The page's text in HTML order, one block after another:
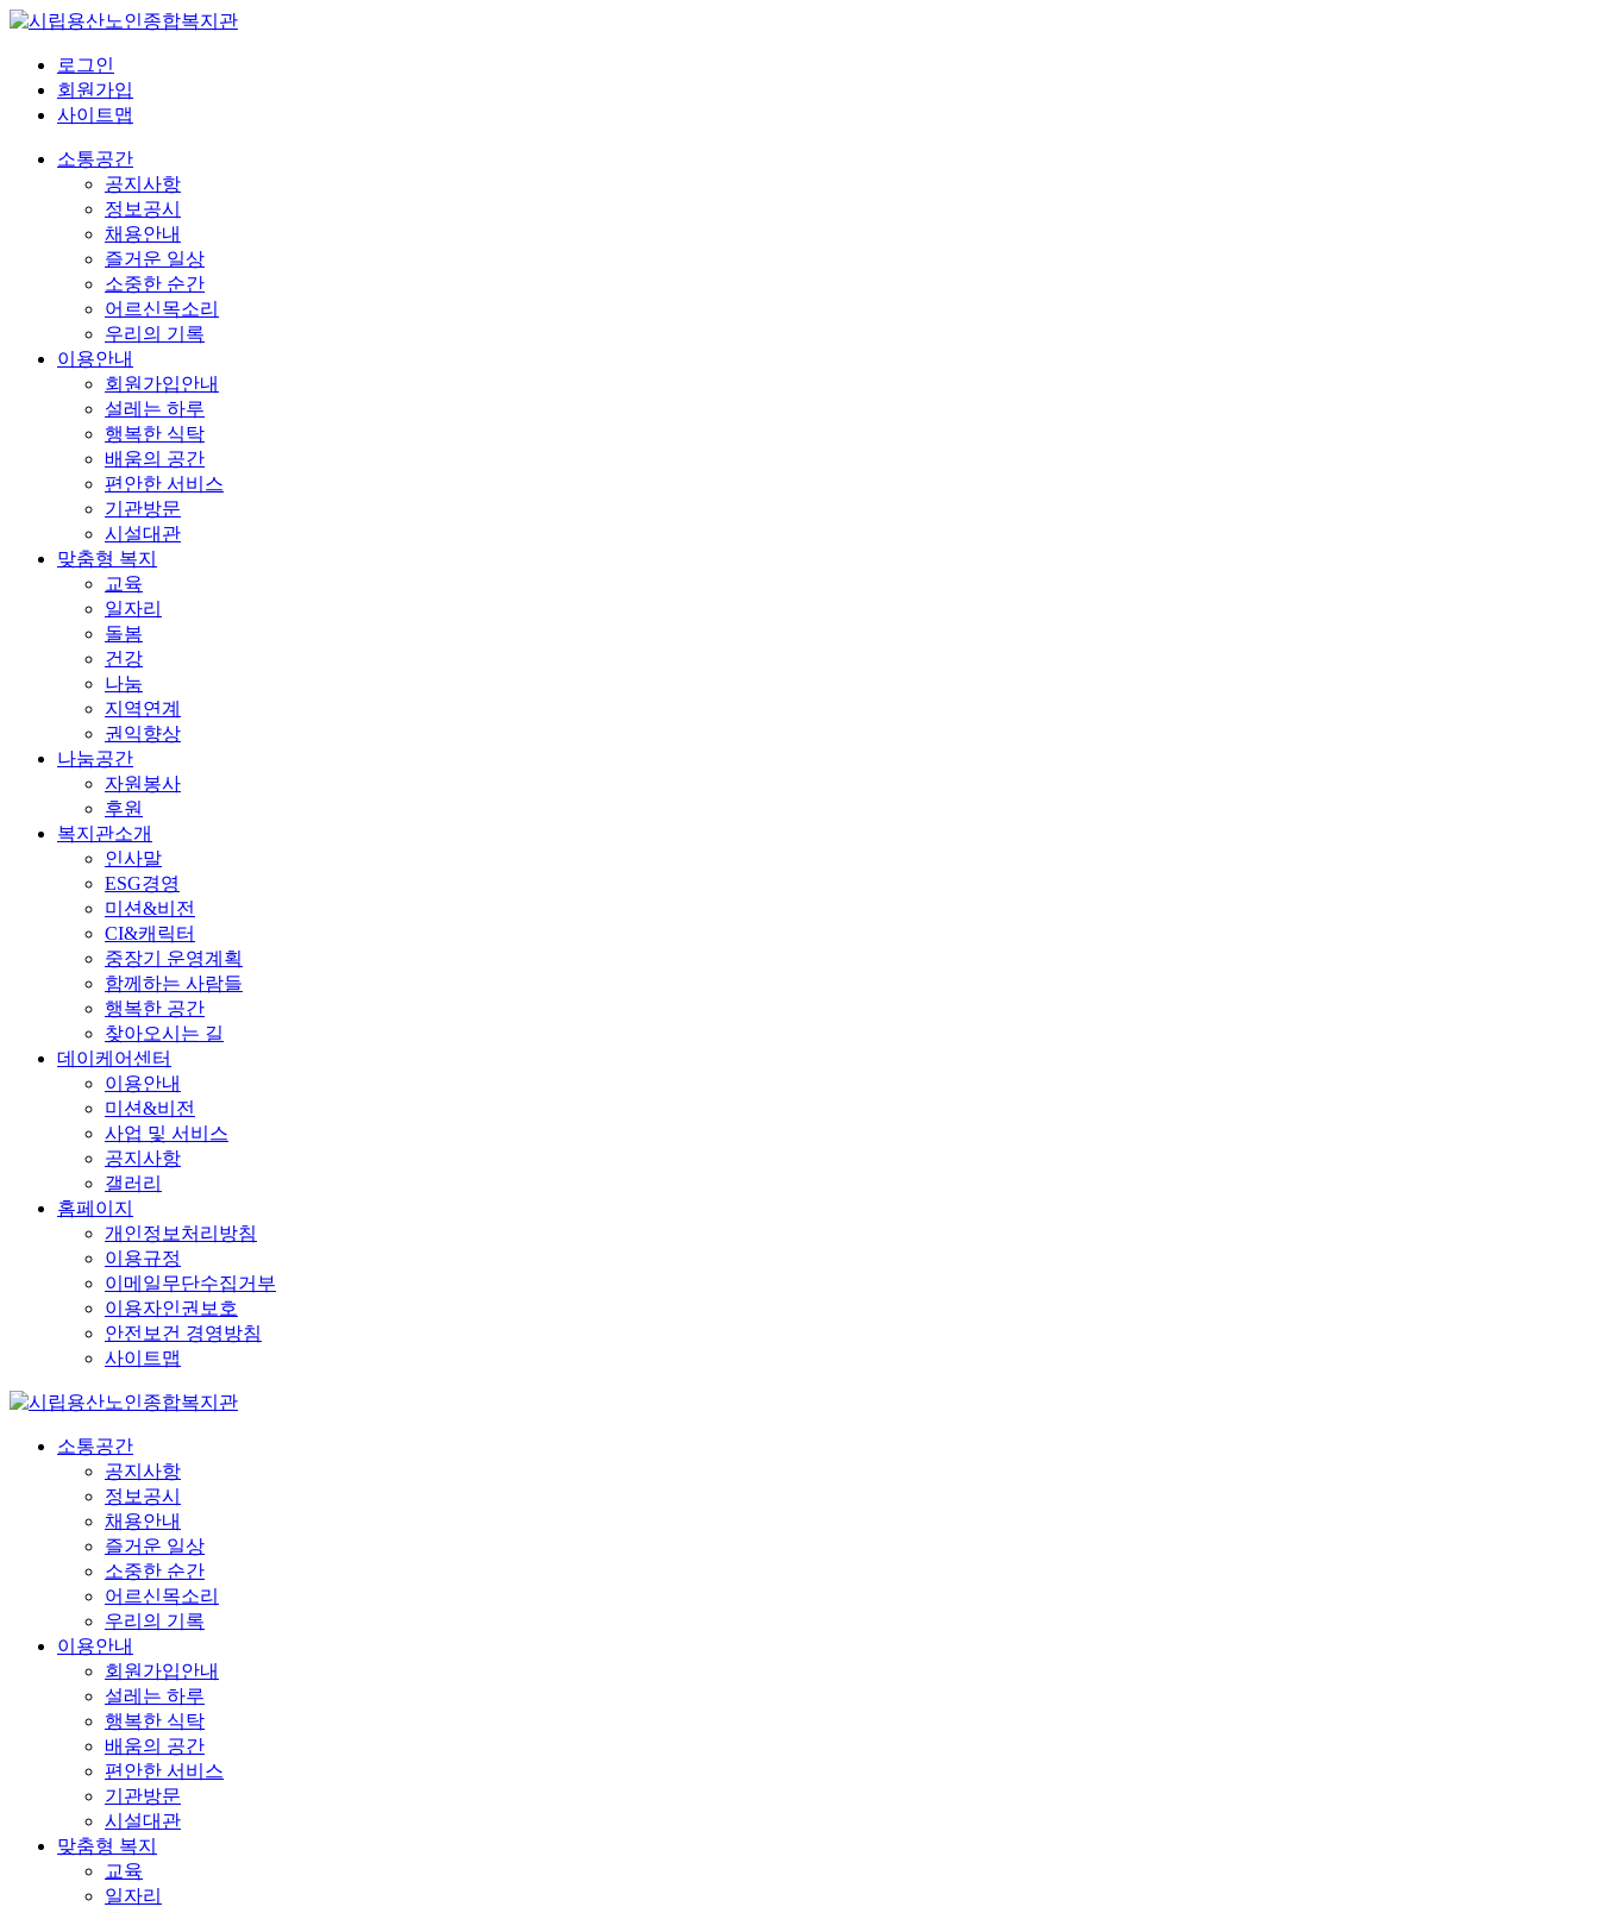
로그인
회원가입
사이트맵
소통공간
공지사항
정보공시
채용안내
즐거운 일상
소중한 순간
어르신목소리
우리의 기록
이용안내
회원가입안내
설레는 하루
행복한 식탁
배움의 공간
편안한 서비스
기관방문
시설대관
맞춤형 복지
교육
일자리
돌봄
건강
나눔
지역연계
권익향상
나눔공간
자원봉사
후원
복지관소개
인사말
ESG경영
미션&비전
CI&캐릭터
중장기 운영계획
함께하는 사람들
행복한 공간
찾아오시는 길
데이케어센터
이용안내
미션&비전
사업 및 서비스
공지사항
갤러리
홈페이지
개인정보처리방침
이용규정
이메일무단수집거부
이용자인권보호
안전보건 경영방침
사이트맵
소통공간
공지사항
정보공시
채용안내
즐거운 일상
소중한 순간
어르신목소리
우리의 기록
이용안내
회원가입안내
설레는 하루
행복한 식탁
배움의 공간
편안한 서비스
기관방문
시설대관
맞춤형 복지
교육
일자리